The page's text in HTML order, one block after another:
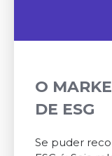
O
DE ESG
Se puder